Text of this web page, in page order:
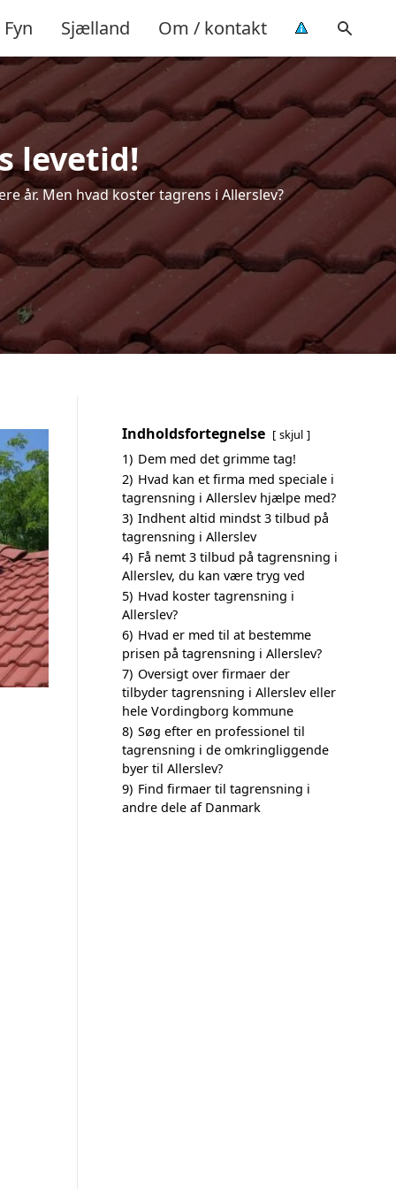
Fyn Sjælland Om / kontakt
levetid!
år. Men hvad koster tagrens i Allerslev?
Indholdsfortegnelse skjul
1) Dem med det grimme tag!
2) Hvad kan et firma med speciale i
tagrensning i Allerslev hjælpe med?
3) Indhent altid mindst 3 tilbud på
tagrensning i Allerslev
4) Få nemt 3 tilbud på tagrensning i
Allerslev, du kan være tryg ved
5) Hvad koster tagrensning i
Allerslev?
6) Hvad er med til at bestemme
prisen på tagrensning i Allerslev?
7) Oversigt over firmaer der
tilbyder tagrensning i Allerslev eller
hele Vordingborg kommune
8) Søg efter en professionel til
tagrensning i de omkringliggende
byer til Allerslev?
9) Find firmaer til tagrensning i
andre dele af Danmark